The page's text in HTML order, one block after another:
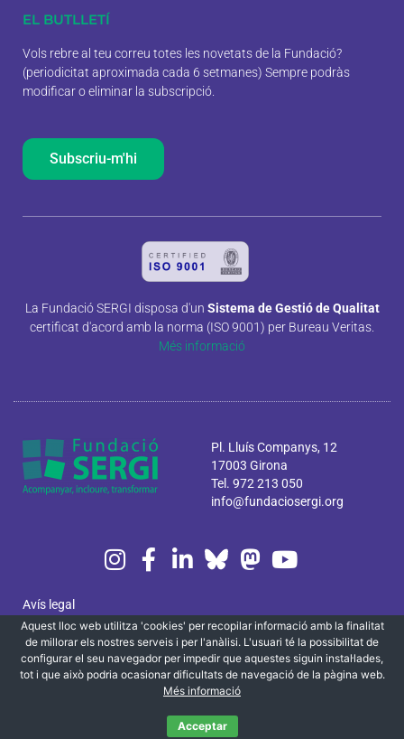
EL BUTLLETÍ
Vols rebre al teu correu totes les novetats de la Fundació?
(periodicitat aproximada cada 6 setmanes) Sempre podràs
modificar o eliminar la subscripció.
Subscriu-m'hi
La Fundació SERGI disposa d'un Sistema de Gestió de Qualitat
certificat d'acord amb la norma (ISO 9001) per Bureau Veritas.
Més informació
Pl. Lluís Companys, 12
17003 Girona
Tel. 972 213 050
info@fundaciosergi.org
Avís legal
Política de privacitat i cookies
Canal ètic
Aquest lloc web utilitza 'cookies' per recopilar informació amb la finalitat
de millorar els nostres serveis i per l'anàlisi. L'usuari té la possibilitat de
configurar el seu navegador per impedir que aquestes siguin instal·lades,
tot i que això podria ocasionar dificultats de navegació de la pàgina web.
Més informació
Acceptar